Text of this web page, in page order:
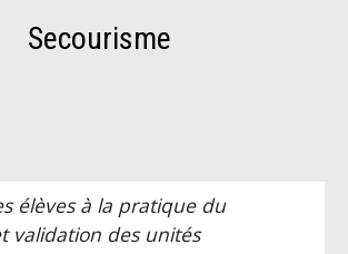
Secourisme
élèves à la pratique du
validation des unités